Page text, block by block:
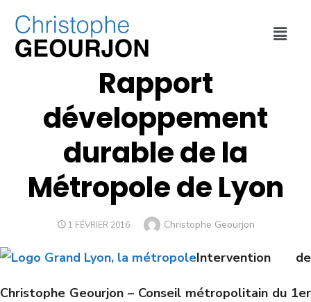
ENVIRONNEMENT
Rapport
développement
durable de la
Métropole de Lyon
1 FÉVRIER 2016 Christophe Geourjon
Intervention de
Christophe Geourjon – Conseil métropolitain du 1er